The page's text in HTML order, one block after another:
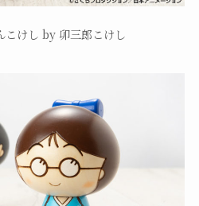
こけし by 卯三郎こけし